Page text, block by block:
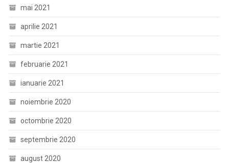
mai 2021
aprilie 2021
martie 2021
februarie 2021
ianuarie 2021
noiembrie 2020
octombrie 2020
septembrie 2020
august 2020